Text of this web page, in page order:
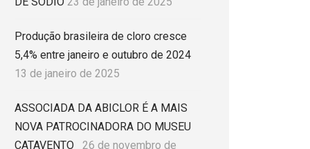
Produção brasileira de cloro cresce
5,4% entre janeiro e outubro de 2024
13 de janeiro de 2025
ASSOCIADA DA ABICLOR É A MAIS
NOVA PATROCINADORA DO MUSEU
CATAVENTO
26 de novembro de